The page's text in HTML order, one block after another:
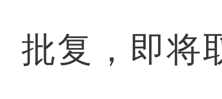
批复，即将